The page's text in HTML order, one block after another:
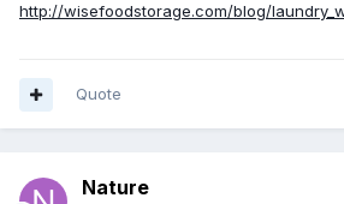
http://wisefoodstorage.com/blog/
Quote
Nature